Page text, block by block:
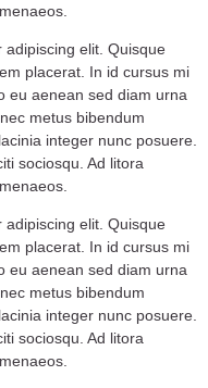
elit. Quisque
placerat. In id cursus mi
eu aenean sed diam urna
metus bibendum
integer nunc posuere.
sociosqu. Ad litora
elit. Quisque
placerat. In id cursus mi
eu aenean sed diam urna
metus bibendum
integer nunc posuere.
sociosqu. Ad litora